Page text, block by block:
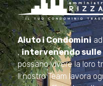
Amministrazioni Rizzardo
Il tuo condominio trasparente
Aiuto i Condominiad
,intervenendo
possano vivere la loro
Il nostro Team lavora